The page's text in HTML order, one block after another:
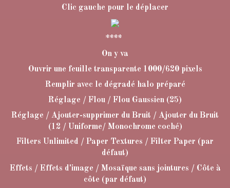
Clic gauche pour le déplacer
****
On y va
Ouvrir une feuille transparente 1000/620 pixels
Remplir avec le dégradé halo préparé
Réglage / Flou / Flou Gaussien (25)
Réglage / Ajouter-supprimer du Bruit / Ajouter du Bruit
(12 / Uniforme/ Monochrome coché)
Filters Unlimited / Paper Textures / Filter Paper (par
défaut)
Effets / Effets d'image / Mosaïque sans jointures / Côte à
côte (par défaut)